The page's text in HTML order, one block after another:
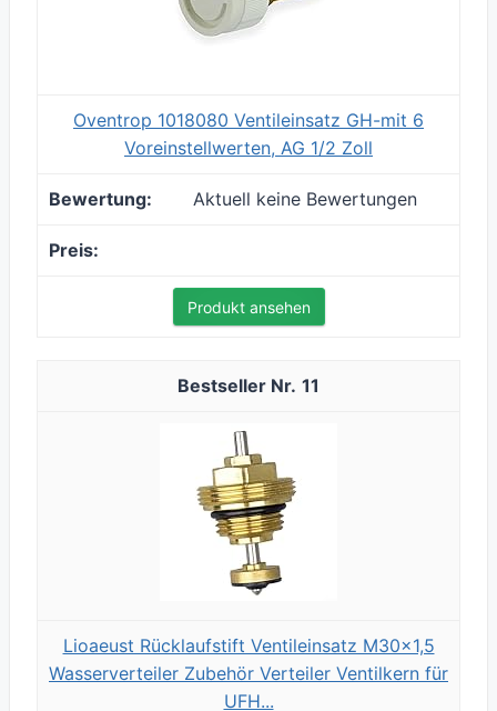
Oventrop 1018080 Ventileinsatz GH-mit 6
Voreinstellwerten, AG 1/2 Zoll
Aktuell keine Bewertungen
Produkt ansehen
11
Lioaeust Rücklaufstift Ventileinsatz M30x1,5
Wasserverteiler Zubehör Verteiler Ventilkern für
UFH...